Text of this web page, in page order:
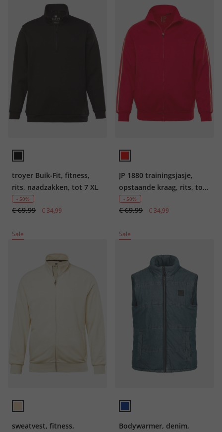
troyer Buik-Fit, fitness,
rits, naadzakken, tot 7 XL
- 50%
€ 69,99 € 34,99
JP 1880 trainingsjasje,
opstaande kraag, rits, tot
8XL
- 50%
€ 69,99 € 34,99
Sale
sweatvest, fitness,
Sale
Bodywarmer, denim,